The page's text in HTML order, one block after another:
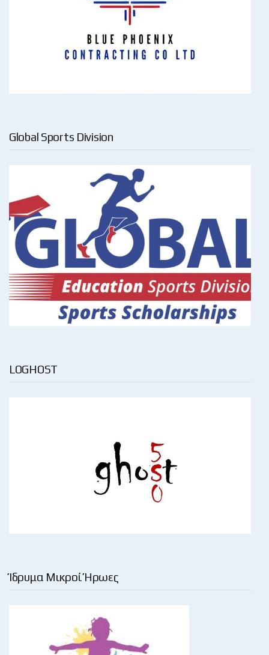
Global Sports Division
LOGHOST
Ίδρυμα Μικροί Ήρωες